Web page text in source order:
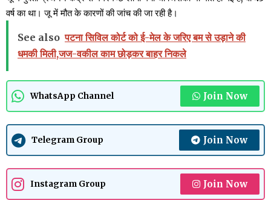
वर्ष का था। जू में मौत के कारणों की जांच की जा रही है।
See also पटना सिविल कोर्ट को ई-मेल के जरिए बम से उड़ाने की
धमकी मिली,जज-वकील काम छोड़कर बाहर निकले
WhatsApp Channel Join Now
Telegram Group Join Now
Instagram Group Join Now